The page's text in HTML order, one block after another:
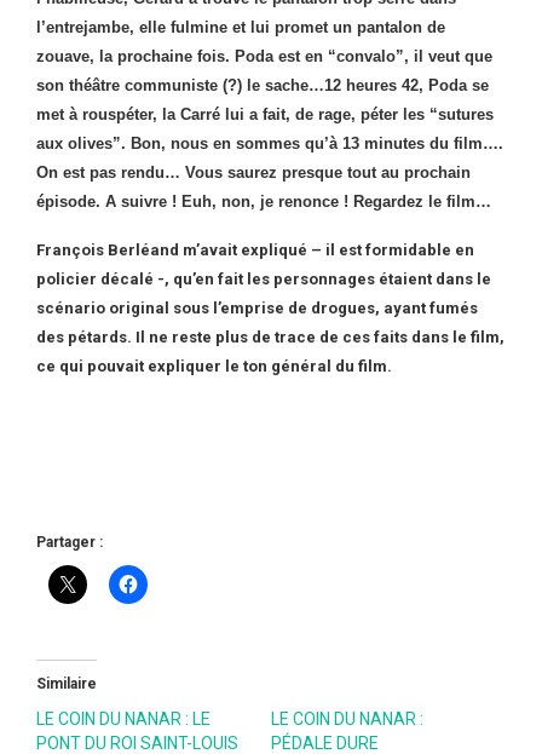
l’entrejambe, elle fulmine et lui promet un pantalon de
zouave, la prochaine fois. Poda est en “convalo”, il veut que
son théâtre communiste (?) le sache…12 heures 42, Poda se
met à rouspéter, la Carré lui a fait, de rage, péter les “sutures
aux olives”. Bon, nous en sommes qu’à 13 minutes du film….
On est pas rendu… Vous saurez presque tout au prochain
épisode. A suivre ! Euh, non, je renonce ! Regardez le film…
François Berléand m’avait expliqué – il est formidable en
policier décalé -, qu’en fait les personnages étaient dans le
scénario original sous l’emprise de drogues, ayant fumés
des pétards. Il ne reste plus de trace de ces faits dans le film,
ce qui pouvait expliquer le ton général du film.
Partager :
Similaire
LE COIN DU NANAR : LE
PONT DU ROI SAINT-LOUIS
LE COIN DU NANAR :
PÉDALE DURE